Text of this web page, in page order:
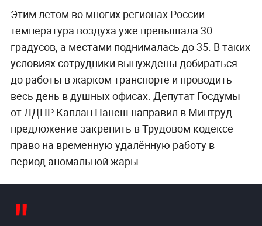
Этим летом во многих регионах России
температура воздуха уже превышала 30
градусов, а местами поднималась до 35. В таких
условиях сотрудники вынуждены добираться
до работы в жарком транспорте и проводить
весь день в душных офисах. Депутат Госдумы
от ЛДПР Каплан Панеш направил в Минтруд
предложение закрепить в Трудовом кодексе
право на временную удалённую работу в
период аномальной жары.